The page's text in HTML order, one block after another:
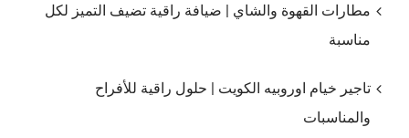
مطارات القهوة والشاي | ضيافة راقية تضيف التميز لكل
مناسبة
تاجير خيام اوروبيه الكويت | حلول راقية للأفراح
والمناسبات